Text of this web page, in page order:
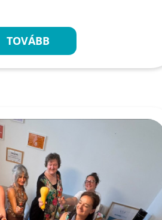
TOVÁBB